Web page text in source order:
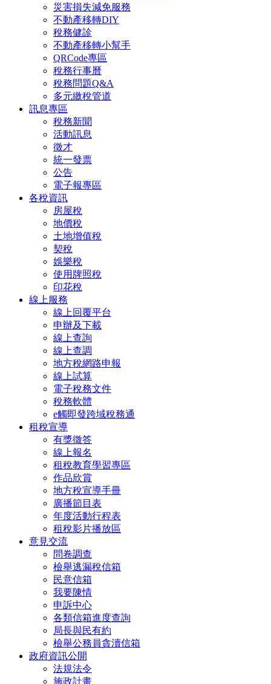
災害損失減免服務
不動產移轉DIY
稅務健診
不動產移轉小幫手
QRCode專區
稅務行事曆
稅務問題Q&A
多元繳稅管道
訊息專區
稅務新聞
活動訊息
徵才
統一發票
公告
電子報專區
各稅資訊
房屋稅
地價稅
土地增值稅
契稅
娛樂稅
使用牌照稅
印花稅
線上服務
線上回覆平台
申辦及下載
線上查詢
線上查調
地方稅網路申報
線上試算
電子稅務文件
稅務軟體
e觸即發跨域稅務通
租稅宣導
有獎徵答
線上報名
租稅教育學習專區
作品欣賞
地方稅宣導手冊
廣播節目表
年度活動行程表
租稅影片播放區
意見交流
問卷調查
檢舉逃漏稅信箱
民意信箱
我要陳情
申訴中心
各類信箱進度查詢
局長與民有約
檢舉公務員貪瀆信箱
政府資訊公開
法規法令
施政計畫